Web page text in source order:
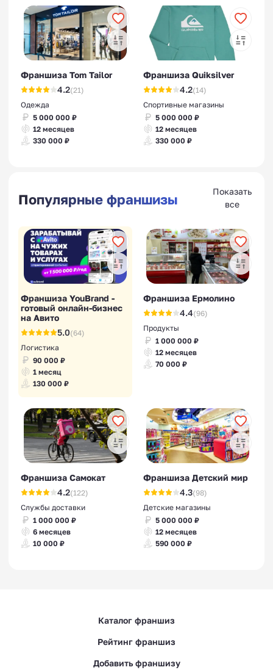
Франшиза Tom Tailor
4.2(21)
Одежда
5 000 000 ₽
12 месяцев
330 000 ₽
Франшиза Quiksilver
4.2(14)
Спортивные магазины
5 000 000 ₽
12 месяцев
330 000 ₽
Популярные франшизы
Показать
все
Франшиза YouBrand -
готовый онлайн-бизнес
на Авито
5.0(64)
Логистика
90 000 ₽
1 месяц
130 000 ₽
Франшиза Ермолино
4.4(96)
Продукты
1 000 000 ₽
12 месяцев
70 000 ₽
Франшиза Самокат
4.2(122)
Службы доставки
1 000 000 ₽
6 месяцев
10 000 ₽
Франшиза Детский мир
4.3(98)
Детские магазины
5 000 000 ₽
12 месяцев
590 000 ₽
Каталог франшиз
Рейтинг франшиз
Добавить франшизу